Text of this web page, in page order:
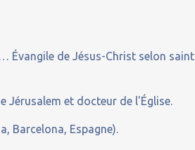
Évangile de Jésus-Christ selon saint
Jérusalem et docteur de l'Église.
Barcelona, Espagne).